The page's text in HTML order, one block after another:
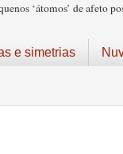
‘átomos’ de afeto
e simetrias